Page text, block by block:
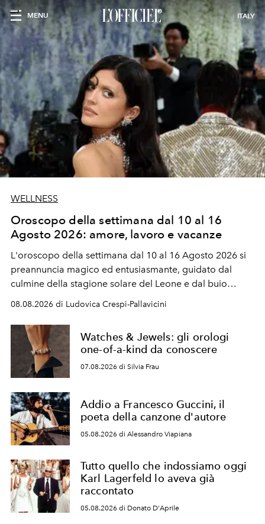
MENU ITALY
WELLNESS
Oroscopo della settimana dal 10 al 16
Agosto 2026: amore, lavoro e vacanze
L'oroscopo della settimana dal 10 al 16 Agosto 2026 si
preannuncia magico ed entusiasmante, guidato dal
culmine della stagione solare del Leone e dal buio
favorevole della Luna nuova in Leone del 12 agosto,
ideale per la notte delle Perseidi.
08.08.2026 di Ludovica Crespi-Pallavicini
Watches & Jewels: gli orologi
one-of-a-kind da conoscere
07.08.2026 di Silvia Frau
Addio a Francesco Guccini, il
poeta della canzone d'autore
05.08.2026 di Alessandro Viapiana
Tutto quello che indossiamo oggi
Karl Lagerfeld lo aveva già
raccontato
05.08.2026 di Donato D'Aprile